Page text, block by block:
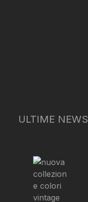
ULTIME NEWS